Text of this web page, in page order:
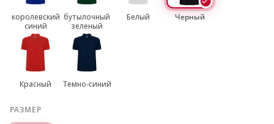
королевский
синий
бутылочный
зеленый
Белый Черный
Красный Темно-синий
РАЗМЕР